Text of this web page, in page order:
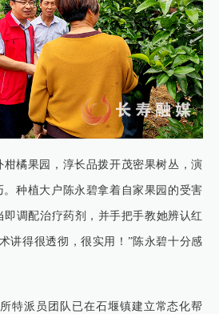
柑橘果园，淳长品拨开茂密果树丛，演
。种植大户陈永碧拿着自家果园的受害
调配治疗药剂，并手把手教她辨认红
讲得很透彻，很实用！”陈永碧十分感
特派员团队已在石堰镇建立常态化帮